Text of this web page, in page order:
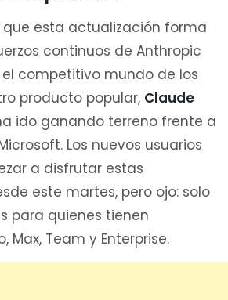
esta actualización forma
continuos de Anthropic
competitivo mundo de los
producto popular, Claude
ido ganando terreno frente a
Los nuevos usuarios
a disfrutar estas
este martes, pero ojo: solo
para quienes tienen
Max, Team y Enterprise.